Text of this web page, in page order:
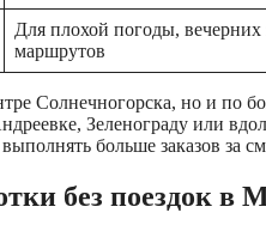
Для плохой погоды, вечерних
маршрутов
Солнечногорска, но и по
Зеленограду или
больше заказов за
без поездок в